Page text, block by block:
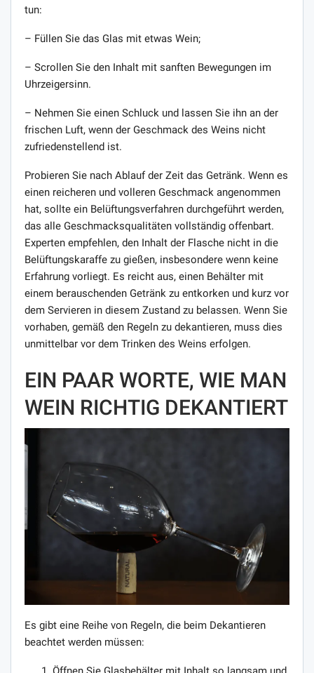
tun:
– Füllen Sie das Glas mit etwas Wein;
– Scrollen Sie den Inhalt mit sanften Bewegungen im
Uhrzeigersinn.
– Nehmen Sie einen Schluck und lassen Sie ihn an der
frischen Luft, wenn der Geschmack des Weins nicht
zufriedenstellend ist.
Probieren Sie nach Ablauf der Zeit das Getränk. Wenn es
einen reicheren und volleren Geschmack angenommen
hat, sollte ein Belüftungsverfahren durchgeführt werden,
das alle Geschmacksqualitäten vollständig offenbart.
Experten empfehlen, den Inhalt der Flasche nicht in die
Belüftungskaraffe zu gießen, insbesondere wenn keine
Erfahrung vorliegt. Es reicht aus, einen Behälter mit
einem berauschenden Getränk zu entkorken und kurz vor
dem Servieren in diesem Zustand zu belassen. Wenn Sie
vorhaben, gemäß den Regeln zu dekantieren, muss dies
unmittelbar vor dem Trinken des Weins erfolgen.
EIN PAAR WORTE, WIE MAN
WEIN RICHTIG DEKANTIERT
Es gibt eine Reihe von Regeln, die beim Dekantieren
beachtet werden müssen: